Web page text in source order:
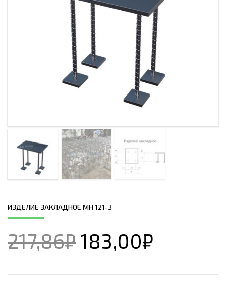
ИЗДЕЛИЕ ЗАКЛАДНОЕ МН 121-3
217,86₽ 183,00₽